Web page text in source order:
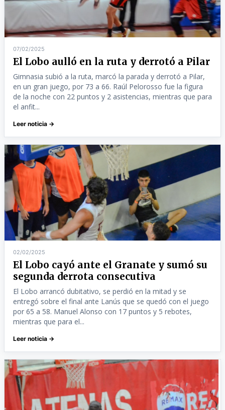
07/02/2025
El Lobo aulló en la ruta y derrotó a Pilar
Gimnasia subió a la ruta, marcó la parada y derrotó a Pilar,
en un gran juego, por 73 a 66. Raúl Pelorosso fue la figura
de la noche con 22 puntos y 2 asistencias, mientras que para
el anfit...
Leer noticia →
02/02/2025
El Lobo cayó ante el Granate y sumó su
segunda derrota consecutiva
El Lobo arrancó dubitativo, se perdió en la mitad y se
entregó sobre el final ante Lanús que se quedó con el juego
por 65 a 58. Manuel Alonso con 17 puntos y 5 rebotes,
mientras que para el...
Leer noticia →